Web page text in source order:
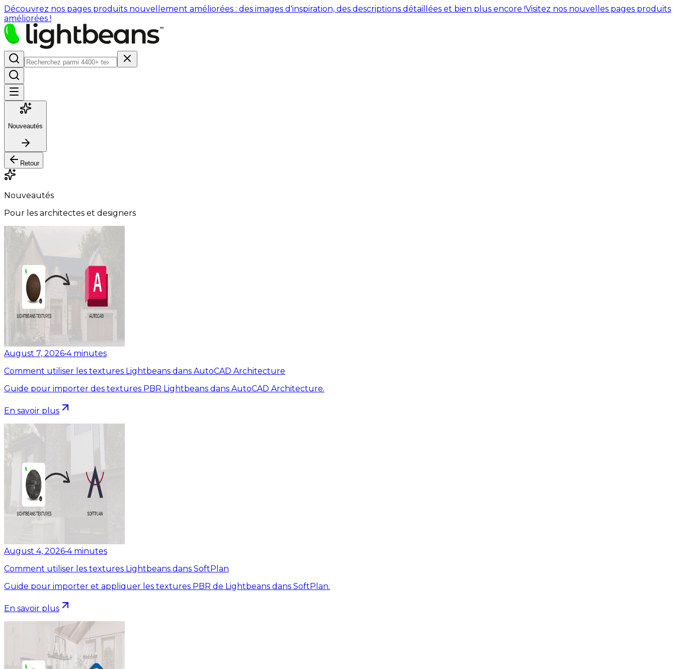
Découvrez nos pages produits nouvellement améliorées : des images d'inspiration, des descriptions détaillées et bien plus encore !Visitez nos nouvelles pages produits
améliorées !
Nouveautés
Retour
Nouveautés
Pour les architectes et designers
August 7, 2026•4 minutes
Comment utiliser les textures Lightbeans dans AutoCAD Architecture
Guide pour importer des textures PBR Lightbeans dans AutoCAD Architecture.
En savoir plus
August 4, 2026•4 minutes
Comment utiliser les textures Lightbeans dans SoftPlan
Guide pour importer et appliquer les textures PBR de Lightbeans dans SoftPlan.
En savoir plus